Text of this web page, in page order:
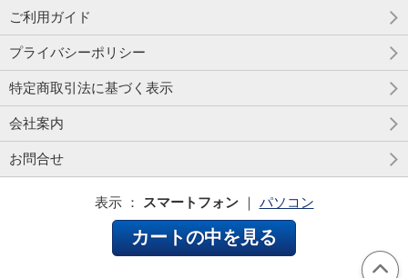
ご利用ガイド
プライバシーポリシー
特定商取引法に基づく表示
会社案内
お問合せ
表示 ： スマートフォン｜ パソコン
カートの中を見る